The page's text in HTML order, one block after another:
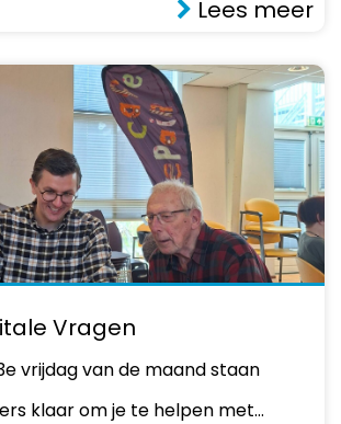
Lees meer
Vragen
vrijdag van de maand staan
klaar om je te helpen met…